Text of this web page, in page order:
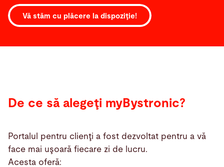
Vă stăm cu plăcere la dispoziţie!
De ce să alegeţi myBystronic?
Portalul pentru clienţi a fost dezvoltat pentru a vă
face mai uşoară fiecare zi de lucru.
Acesta oferă: